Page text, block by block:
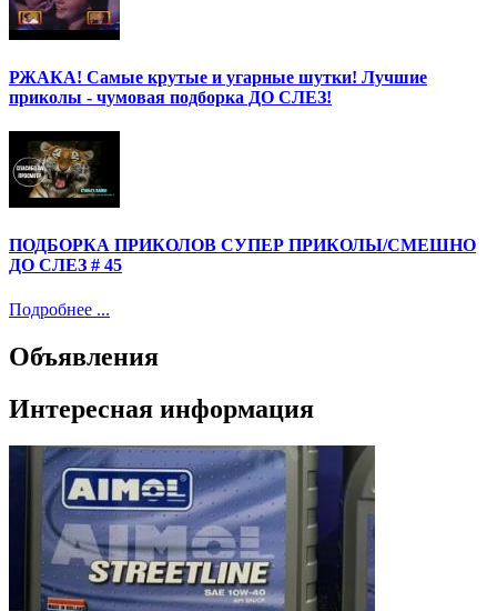
РЖАКА! Самые крутые и угарные шутки! Лучшие
приколы - чумовая подборка ДО СЛЕЗ!
ПОДБОРКА ПРИКОЛОВ СУПЕР ПРИКОЛЫ/СМЕШНО
ДО СЛЕЗ # 45
Подробнее ...
Объявления
Интересная информация